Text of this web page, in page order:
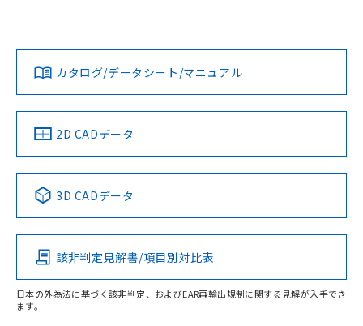
対応済み
中国 RoHS 注意事項・凡例
Pb Hg Cd Cr(VI)
O
LR型式承認
（イギリス
船舶規格）
DNV型式承認
（ノルウェー
BV型式承認
（フランス
KR型式
（韓国
Yes No No No
この製品の規格認証/適合状況ページへ
その他の認証はこちらのページからご検索ください
カタログ/データシート/マニュアル
2D CADデータ
3D CADデータ
該非判定見解書/項目別対比表
日本の外為法に基づく該非判定、およびEAR再輸出規制に関する見解が入手でき
ます。